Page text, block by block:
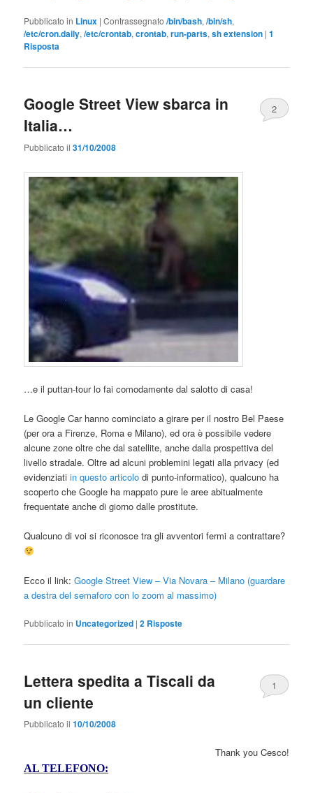
Pubblicato in Linux |Contrassegnato /bin/bash,/bin/sh,
/etc/cron.daily,/etc/crontab,crontab,run-parts,sh extension |1
Risposta
Google Street View sbarca in
Italia…
Pubblicato il31/10/2008
2
…e il puttan-tour lo fai comodamente dal salotto di casa!
Le Google Car hanno cominciato a girare per il nostro Bel Paese
(per ora a Firenze, Roma e Milano), ed ora è possibile vedere
alcune zone oltre che dal satellite, anche dalla prospettiva del
livello stradale. Oltre ad alcuni problemini legati alla privacy (ed
evidenziatiin questo articolo di punto-informatico), qualcuno ha
scoperto che Google ha mappato pure le aree abitualmente
frequentate anche di giorno dalle prostitute.
Qualcuno di voi si riconosce tra gli avventori fermi a contrattare?
Ecco il link:Google Street View – Via Novara – Milano (guardare
a destra del semaforo con lo zoom al massimo)
Pubblicato in Uncategorized |2 Risposte
Lettera spedita a Tiscali da
un cliente
Pubblicato il10/10/2008
1
Thank you Cesco!
AL TELEFONO: